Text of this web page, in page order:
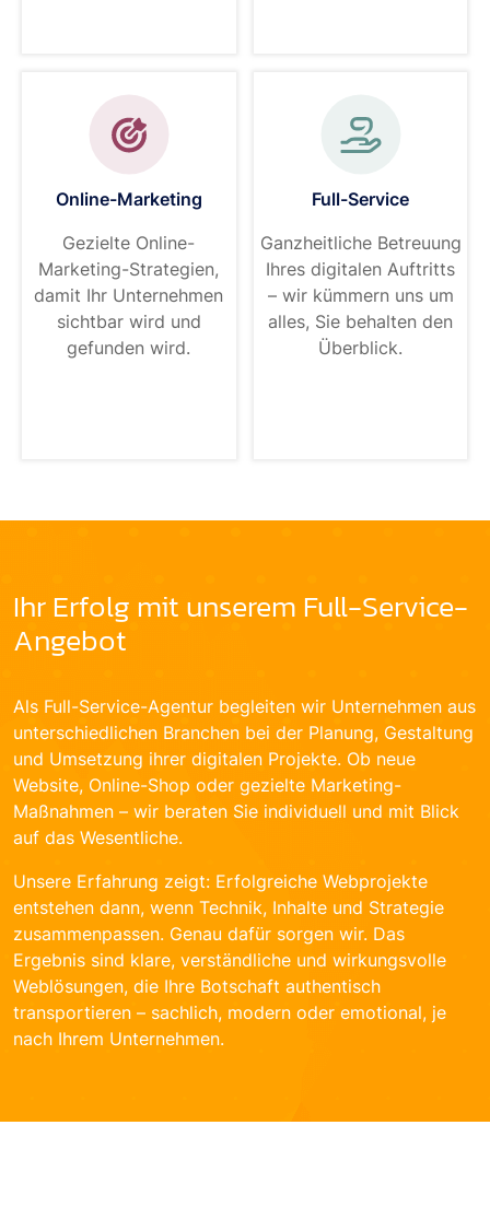
Online-Marketing
Gezielte Online-
Marketing-Strategien,
damit Ihr Unternehmen
sichtbar wird und
gefunden wird.
Full-Service
Ganzheitliche Betreuung
Ihres digitalen Auftritts
– wir kümmern uns um
alles, Sie behalten den
Überblick.
Ihr Erfolg mit unserem Full-Service-
Angebot
Als Full-Service-Agentur begleiten wir Unternehmen aus
unterschiedlichen Branchen bei der Planung, Gestaltung
und Umsetzung ihrer digitalen Projekte. Ob neue
Website, Online-Shop oder gezielte Marketing-
Maßnahmen – wir beraten Sie individuell und mit Blick
auf das Wesentliche.
Unsere Erfahrung zeigt: Erfolgreiche Webprojekte
entstehen dann, wenn Technik, Inhalte und Strategie
zusammenpassen. Genau dafür sorgen wir. Das
Ergebnis sind klare, verständliche und wirkungsvolle
Weblösungen, die Ihre Botschaft authentisch
transportieren – sachlich, modern oder emotional, je
nach Ihrem Unternehmen.